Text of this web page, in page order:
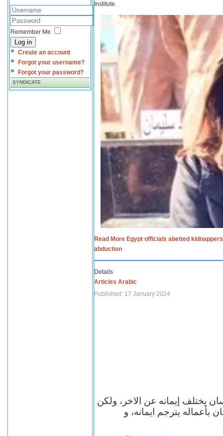
Remember Me
Log in
Create an account
Forgot your username?
Forgot your password?
SYNDICATE
Institute.
Read More Egypt officials abetted
abduction
Details
Articles Arabic
Published: 17 January 2024
يختلف إيمانه عن الاخر، ولكن
بأعماله يترجم ايمانه، و